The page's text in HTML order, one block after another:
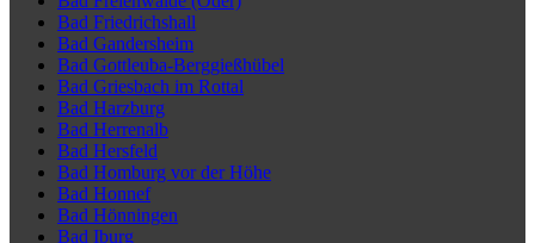
Bad Friedrichshall
Bad Gandersheim
Bad Gottleuba-Berggießhübel
Bad Griesbach im Rottal
Bad Harzburg
Bad Herrenalb
Bad Hersfeld
Bad Homburg vor der Höhe
Bad Honnef
Bad Hönningen
Bad Iburg